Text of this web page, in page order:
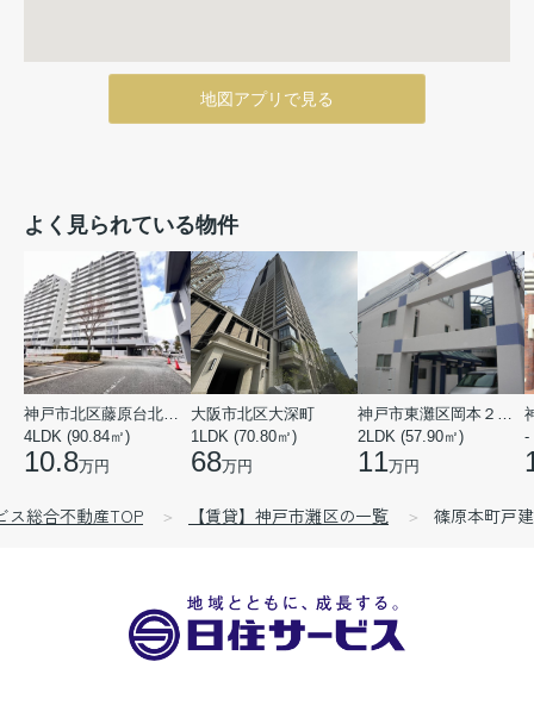
地図アプリで見る
よく見られている物件
神戸市北区藤原台北町５丁目
4LDK (90.84㎡)
10.8万円
大阪市北区大深町
1LDK (70.80㎡)
68万円
神戸市東灘区岡本２丁目
2LDK (57.90㎡)
11万円
-
ス総合不動産TOP 【賃貸】神戸市灘区の一覧 篠原本町戸建